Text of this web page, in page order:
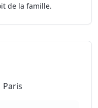
de la famille.
Paris